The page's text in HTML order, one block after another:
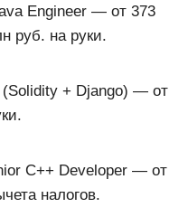
Engineer — от 373
руб. на руки.
(Solidity + Django) — от
C++ Developer — от
налогов.